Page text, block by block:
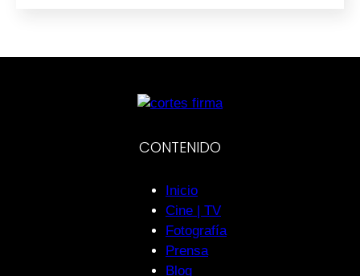
CONTENIDO
Inicio
Cine | TV
Fotografía
Prensa
Blog